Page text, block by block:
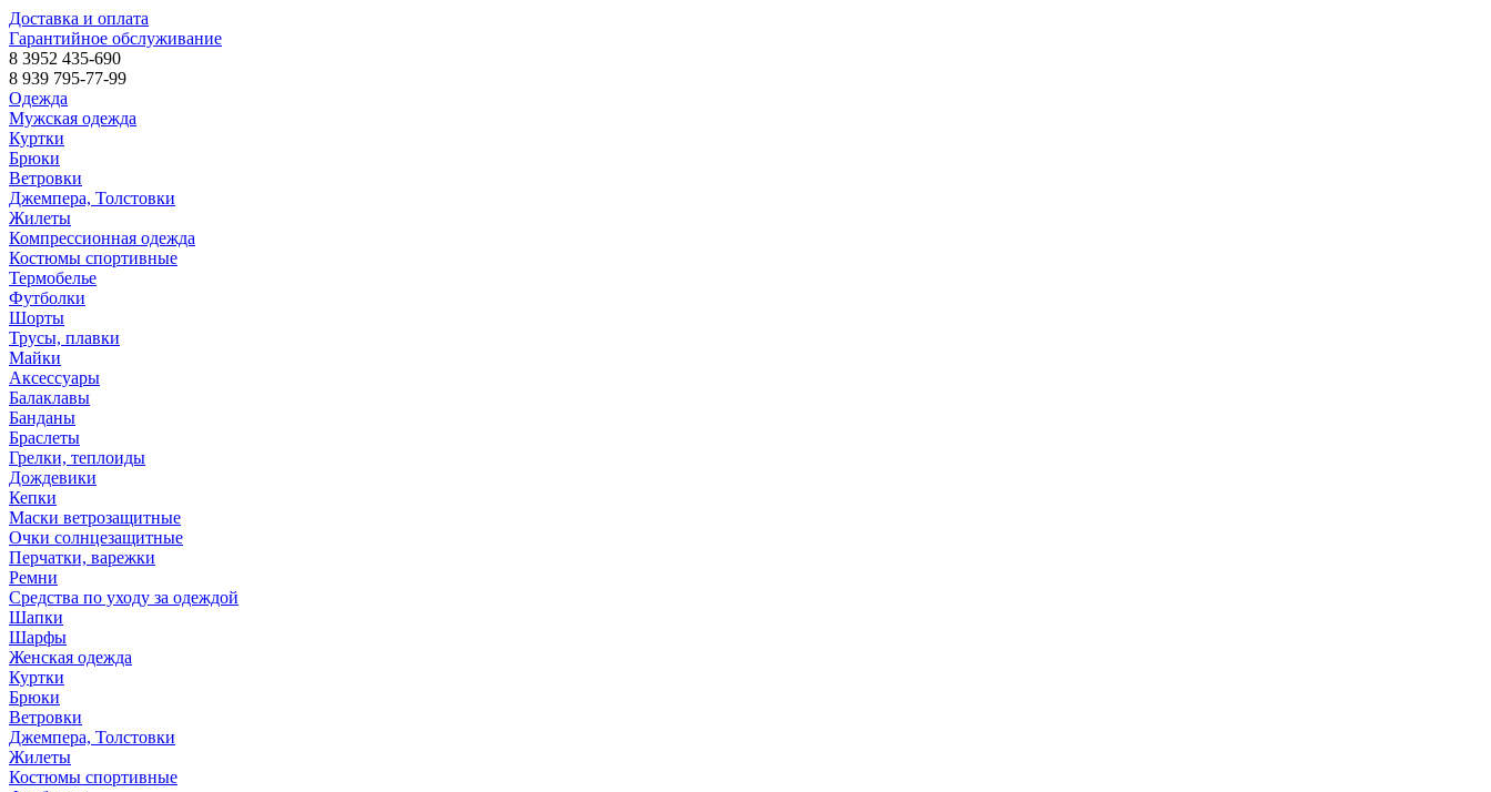
Доставка и оплата
Гарантийное обслуживание
8 3952 435-690
8 939 795-77-99
Одежда
Мужская одежда
Куртки
Брюки
Ветровки
Джемпера, Толстовки
Жилеты
Компрессионная одежда
Костюмы спортивные
Термобелье
Футболки
Шорты
Трусы, плавки
Майки
Аксессуары
Балаклавы
Банданы
Браслеты
Грелки, теплоиды
Дождевики
Кепки
Маски ветрозащитные
Очки солнцезащитные
Перчатки, варежки
Ремни
Средства по уходу за одеждой
Шапки
Шарфы
Женская одежда
Куртки
Брюки
Ветровки
Джемпера, Толстовки
Жилеты
Костюмы спортивные